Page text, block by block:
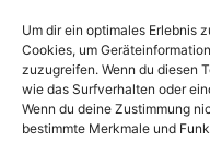
Um dir ein optimales Erlebnis
Cookies, um
zuzugreifen. Wenn du diesen
wie das Surfverhalten oder
Wenn du deine Zustimmung
bestimmte Merkmale und
Versicherungen
Willkommen